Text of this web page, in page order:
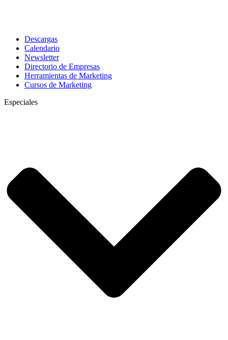
Descargas
Calendario
Newsletter
Directorio de Empresas
Herramientas de Marketing
Cursos de Marketing
Especiales